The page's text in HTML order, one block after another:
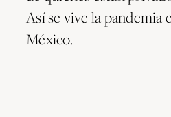
Así se vive la pandemia
México.